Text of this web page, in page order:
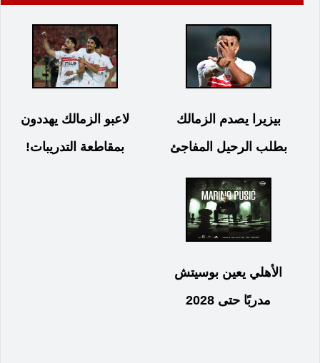
بيزيرا يصدم الزمالك
بطلب الرحيل المفاجئ
لاعبو الزمالك يهددون
بمقاطعة التدريبات!
الأهلي يعين بوسيتش
مدربًا حتى 2028